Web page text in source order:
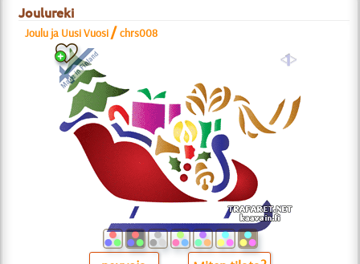
Joulureki
Joulu ja Uusi Vuosi /chrs008
a